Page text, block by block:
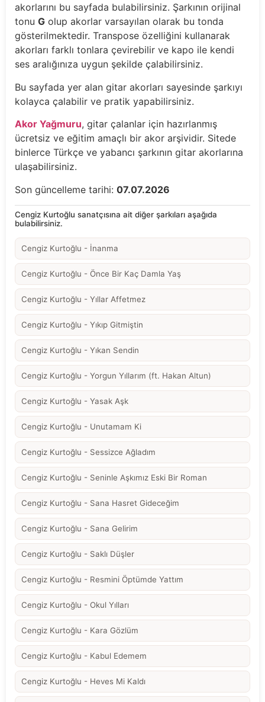
akorlarını bu sayfada bulabilirsiniz. Şarkının orijinal
tonu G olup akorlar varsayılan olarak bu tonda
gösterilmektedir. Transpose özelliğini kullanarak
akorları farklı tonlara çevirebilir ve kapo ile kendi
ses aralığınıza uygun şekilde çalabilirsiniz.
Bu sayfada yer alan gitar akorları sayesinde şarkıyı
kolayca çalabilir ve pratik yapabilirsiniz.
Akor Yağmuru, gitar çalanlar için hazırlanmış
ücretsiz ve eğitim amaçlı bir akor arşividir. Sitede
binlerce Türkçe ve yabancı şarkının gitar akorlarına
ulaşabilirsiniz.
Son güncelleme tarihi: 07.07.2026
Cengiz Kurtoğlu sanatçısına ait diğer şarkıları aşağıda
bulabilirsiniz.
Cengiz Kurtoğlu - İnanma
Cengiz Kurtoğlu - Önce Bir Kaç Damla Yaş
Cengiz Kurtoğlu - Yıllar Affetmez
Cengiz Kurtoğlu - Yıkıp Gitmiştin
Cengiz Kurtoğlu - Yıkan Sendin
Cengiz Kurtoğlu - Yorgun Yıllarım (ft. Hakan Altun)
Cengiz Kurtoğlu - Yasak Aşk
Cengiz Kurtoğlu - Unutamam Ki
Cengiz Kurtoğlu - Sessizce Ağladım
Cengiz Kurtoğlu - Seninle Aşkımız Eski Bir Roman
Cengiz Kurtoğlu - Sana Hasret Gideceğim
Cengiz Kurtoğlu - Sana Gelirim
Cengiz Kurtoğlu - Saklı Düşler
Cengiz Kurtoğlu - Resmini Öptümde Yattım
Cengiz Kurtoğlu - Okul Yılları
Cengiz Kurtoğlu - Kara Gözlüm
Cengiz Kurtoğlu - Kabul Edemem
Cengiz Kurtoğlu - Heves Mi Kaldı